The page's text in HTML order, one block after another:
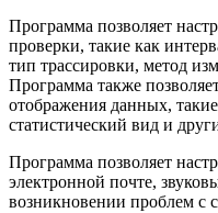
Программа позволяет
проверки, такие как
тип трассировки, метод
Программа также
отображения данных,
статистический вид и
Программа позволяет
электронной почте,
возникновении проблем с